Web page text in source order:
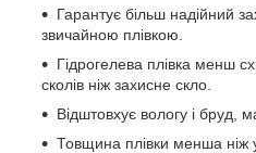
Гарантує більш надійний
звичайною плівкою.
Гідрогелева плівка менш
сколів ніж захисне скло.
Відштовхує вологу і бруд,
Товщина плівки менша ніж